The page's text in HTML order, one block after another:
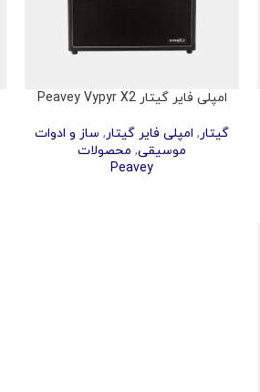
امپلی فایر گیتار Peavey Vypyr X2
گیتار, امپلی فایر گیتار, ساز و ادوات
موسیقی, محصولات
Peavey